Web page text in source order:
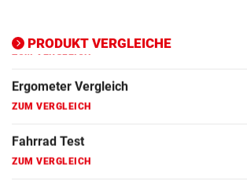
PRODUKT VERGLEICHE
ZUM VERGLEICH
ZUM VERGLEICH
ZUM VERGLEICH